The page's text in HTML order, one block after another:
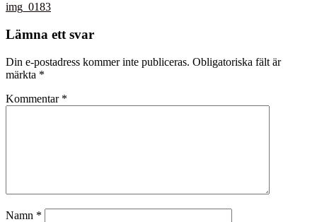
img_0183
Lämna ett svar
Din e-postadress kommer inte publiceras. Obligatoriska fält är
märkta *
Kommentar *
Namn *